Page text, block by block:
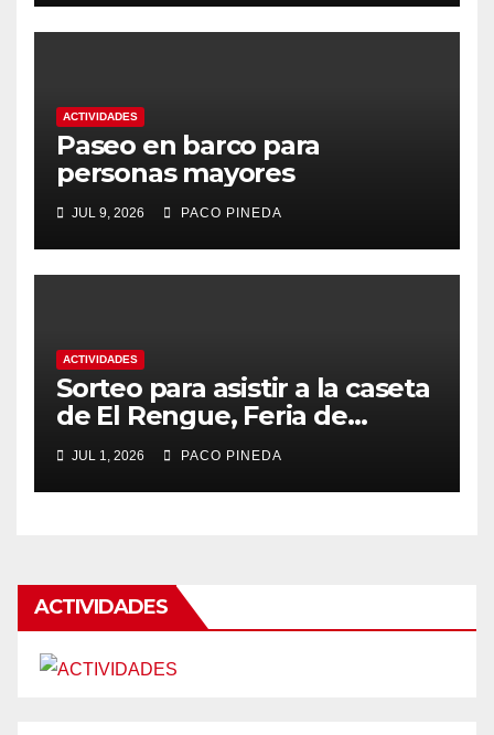
ACTIVIDADES
Paseo en barco para
personas mayores
JUL 9, 2026 PACO PINEDA
ACTIVIDADES
Sorteo para asistir a la caseta
de El Rengue, Feria de
Málaga 2026
JUL 1, 2026 PACO PINEDA
ACTIVIDADES